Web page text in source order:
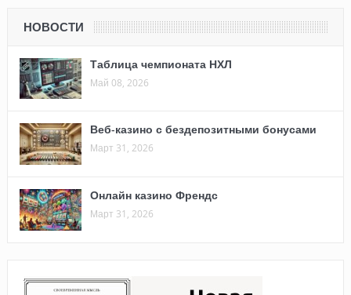
НОВОСТИ
Таблица чемпионата НХЛ
Май 08, 2026
Веб-казино с бездепозитными бонусами
Март 31, 2026
Онлайн казино Френдс
Март 31, 2026